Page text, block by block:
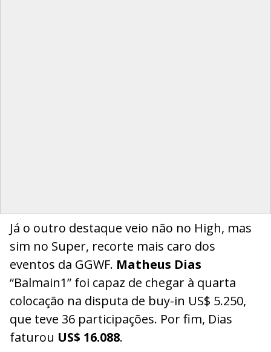
Já o outro destaque veio não no High, mas
sim no Super, recorte mais caro dos
eventos da GGWF. Matheus Dias
“Balmain1” foi capaz de chegar à quarta
colocação na disputa de buy-in US$ 5.250,
que teve 36 participações. Por fim, Dias
faturou US$ 16.088.